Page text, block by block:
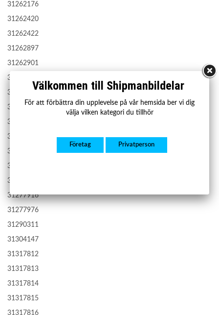
31262176
31262420
31262422
31262897
31262901
31277902
31277903
31277906
31277907
31277910
31277911
31277913
31277915
31277916
31277976
31290311
31304147
31317812
31317813
31317814
31317815
31317816
Välkommen till Shipmanbildelar
För att förbättra din upplevelse på vår hemsida ber vi dig
välja vilken kategori du tillhör
Företag Privatperson